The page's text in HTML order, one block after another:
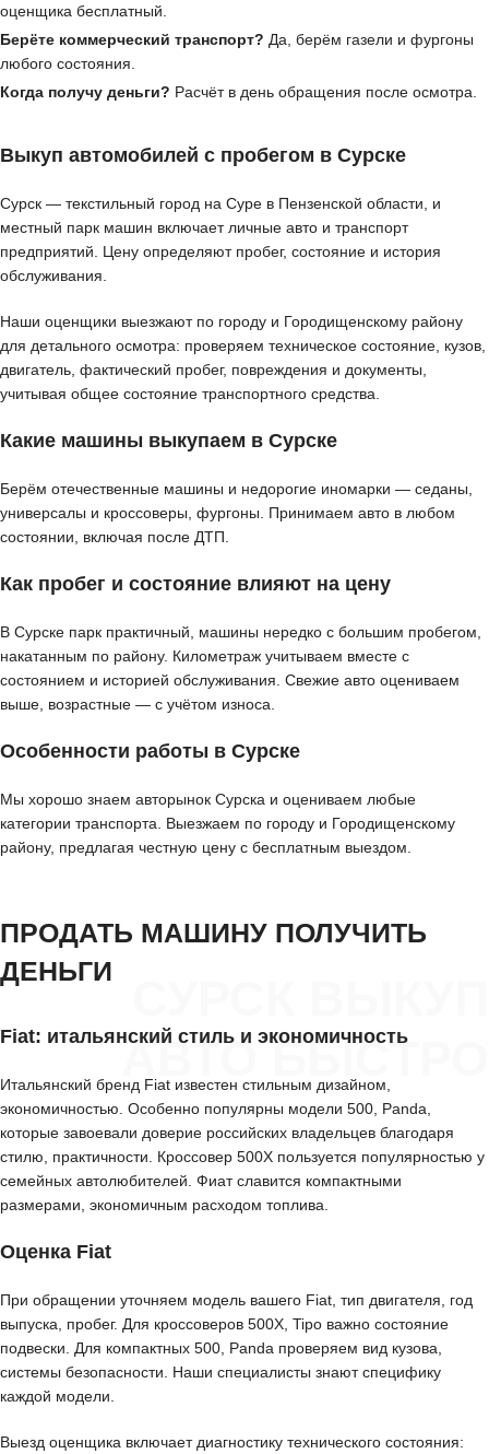
оценщика бесплатный.
Берёте коммерческий транспорт? Да, берём газели и фургоны
любого состояния.
Когда получу деньги? Расчёт в день обращения после осмотра.
Выкуп автомобилей с пробегом в Сурске
Сурск — текстильный город на Суре в Пензенской области, и
местный парк машин включает личные авто и транспорт
предприятий. Цену определяют пробег, состояние и история
обслуживания.
Наши оценщики выезжают по городу и Городищенскому району
для детального осмотра: проверяем техническое состояние, кузов,
двигатель, фактический пробег, повреждения и документы,
учитывая общее состояние транспортного средства.
Какие машины выкупаем в Сурске
Берём отечественные машины и недорогие иномарки — седаны,
универсалы и кроссоверы, фургоны. Принимаем авто в любом
состоянии, включая после ДТП.
Как пробег и состояние влияют на цену
В Сурске парк практичный, машины нередко с большим пробегом,
накатанным по району. Километраж учитываем вместе с
состоянием и историей обслуживания. Свежие авто оцениваем
выше, возрастные — с учётом износа.
Особенности работы в Сурске
Мы хорошо знаем авторынок Сурска и оцениваем любые
категории транспорта. Выезжаем по городу и Городищенскому
району, предлагая честную цену с бесплатным выездом.
АВТО БЫСТРО
ПРОДАТЬ МАШИНУ ПОЛУЧИТЬ
ДЕНЬГИ
Fiat: итальянский стиль и экономичность
Итальянский бренд Fiat известен стильным дизайном,
экономичностью. Особенно популярны модели 500, Panda,
которые завоевали доверие российских владельцев благодаря
стилю, практичности. Кроссовер 500X пользуется популярностью у
семейных автолюбителей. Фиат славится компактными
размерами, экономичным расходом топлива.
Оценка Fiat
При обращении уточняем модель вашего Fiat, тип двигателя, год
выпуска, пробег. Для кроссоверов 500X, Tipo важно состояние
подвески. Для компактных 500, Panda проверяем вид кузова,
системы безопасности. Наши специалисты знают специфику
каждой модели.
Выезд оценщика включает диагностику технического состояния: